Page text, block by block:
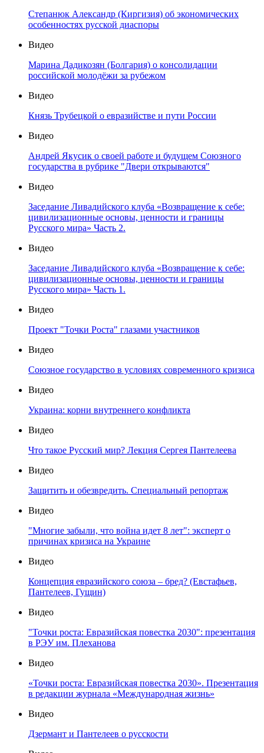
Степанюк Александр (Киргизия) об экономических
особенностях русской диаспоры
Видео
Марина Дадикозян (Болгария) о консолидации
российской молодёжи за рубежом
Видео
Князь Трубецкой о евразийстве и пути России
Видео
Андрей Якусик о своей работе и будущем Союзного
государства в рубрике "Двери открываются"
Видео
Заседание Ливадийского клуба «Возвращение к себе:
цивилизационные основы, ценности и границы
Русского мира» Часть 2.
Видео
Заседание Ливадийского клуба «Возвращение к себе:
цивилизационные основы, ценности и границы
Русского мира» Часть 1.
Видео
Проект "Точки Роста" глазами участников
Видео
Союзное государство в условиях современного кризиса
Видео
Украина: корни внутреннего конфликта
Видео
Что такое Русский мир? Лекция Сергея Пантелеева
Видео
Защитить и обезвредить. Специальный репортаж
Видео
"Многие забыли, что война идет 8 лет": эксперт о
причинах кризиса на Украине
Видео
Концепция евразийского союза – бред? (Евстафьев,
Пантелеев, Гущин)
Видео
"Точки роста: Евразийская повестка 2030": презентация
в РЭУ им. Плеханова
Видео
«Точки роста: Евразийская повестка 2030». Презентация
в редакции журнала «Международная жизнь»
Видео
Дзермант и Пантелеев о русскости